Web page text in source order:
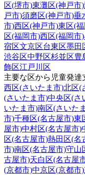
区(堺市)東灘区(神戸市)
戸市)須磨区(神戸市)垂
市)西区(神戸市)東区(
区(福岡市)西区(福岡市)
宿区文京区台東区墨田
渋谷区中野区杉並区豊
飾区江戸川区
主要な区から児童発達
西区(さいたま市)北区(
(さいたま市)中央区(さ
いたま市)南区(さいた
市)千種区(名古屋市)東
屋市)中村区(名古屋市)
区(名古屋市)熱田区(名
市)南区(名古屋市)守山
古屋市)天白区(名古屋
(京都市)中京区(京都市)